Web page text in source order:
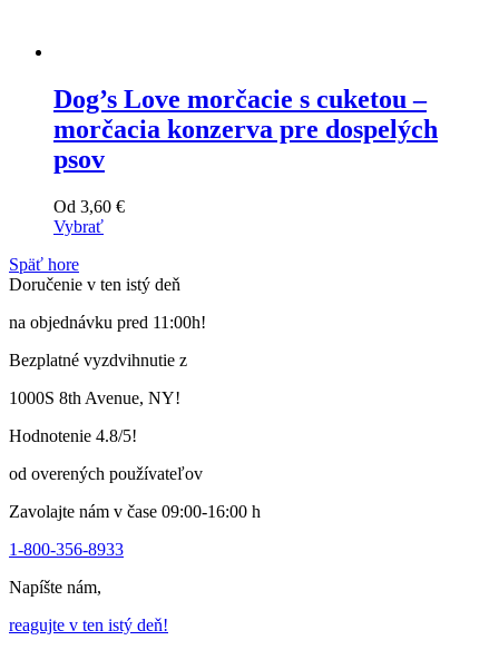
Dog’s Love morčacie s cuketou –
morčacia konzerva pre dospelých
psov
Od 3,60 €
Vybrať
výrobok
má
variantov.
si
vybrať
stránke
produktu
Späť hore
Doručenie v ten istý deň
na objednávku pred 11:00h!
Bezplatné vyzdvihnutie z
1000S 8th Avenue, NY!
Hodnotenie 4.8/5!
od overených používateľov
Zavolajte nám v čase 09:00-16:00 h
1-800-356-8933
Napíšte nám,
reagujte v ten istý deň!